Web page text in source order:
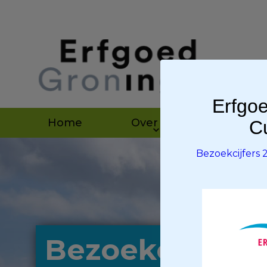
Home Over ons
Bezoekcijfers
Bezoekcijfers